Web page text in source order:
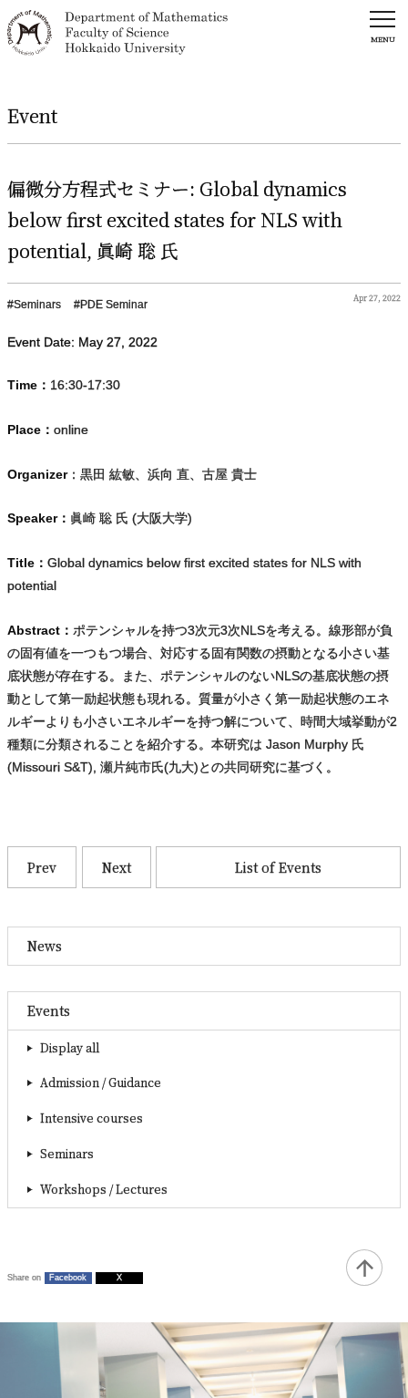
MENU
News
Events
Display all
Admission / Guidance
Intensive courses
Seminars
Workshops / Lectures
Event
偏微分方程式セミナー: Global dynamics
below first excited states for NLS with
potential, 眞崎聡 氏
Seminars PDE Seminar
Apr 27, 2022
Event Date: May 27, 2022
Time： 16:30-17:30
Place： online
Organizer：黒田 紘敏、浜向 直、古屋 貴士
Speaker： 眞崎 聡 氏 (大阪大学)
Title： Global dynamics below first excited states for NLS with
potential
Abstract： ポテンシャルを持つ3次元3次NLSを考える。線形部が負
の固有値を一つもつ場合、対応する固有関数の摂動となる小さい基
底状態が存在する。また、ポテンシャルのないNLSの基底状態の摂
動として第一励起状態も現れる。質量が小さく第一励起状態のエネ
ルギーよりも小さいエネルギーを持つ解について、時間大域挙動が2
種類に分類されることを紹介する。本研究は Jason Murphy 氏
(Missouri S&T), 瀬片純市氏(九大)との共同研究に基づく。
Prev Next List of Events
Share on Facebook X